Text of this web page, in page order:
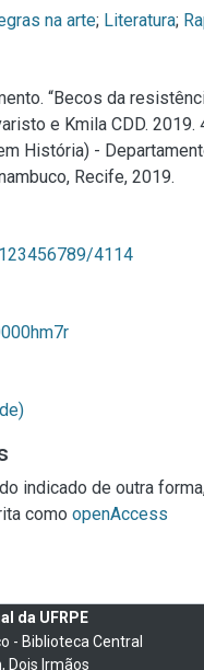
na arte; Literatura;
“Becos da
e Kmila CDD. 2019.
História) -
Recife, 2019.
4114
indicado de outra
como openAccess
da UFRPE
- Biblioteca Central
Dois Irmãos